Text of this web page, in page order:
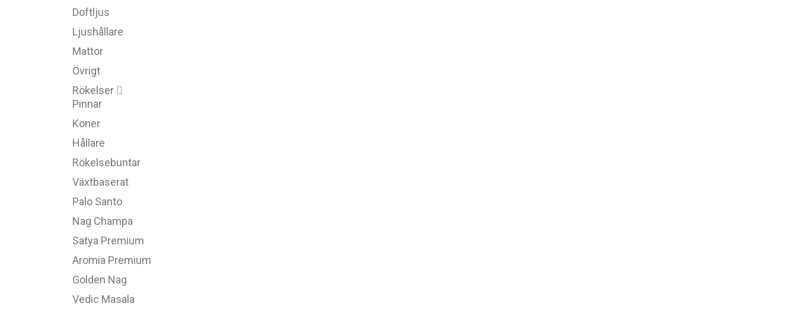
Doftljus
Ljushållare
Mattor
Övrigt
Rökelser
Pinnar
Koner
Hållare
Rökelsebuntar
Växtbaserat
Palo Santo
Nag Champa
Satya Premium
Aromia Premium
Golden Nag
Vedic Masala